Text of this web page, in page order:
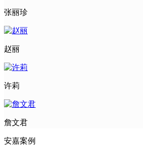
张丽珍
赵丽
许莉
詹文君
安嘉案例